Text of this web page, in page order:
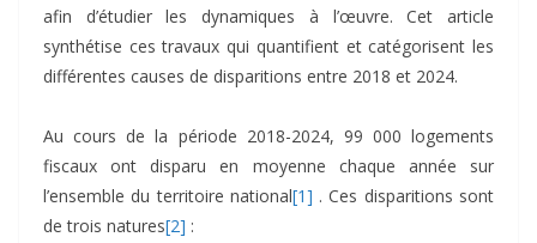
afin d’étudier les dynamiques à l’œuvre. Cet article
synthétise ces travaux qui quantifient et catégorisent les
différentes causes de disparitions entre 2018 et 2024.
Au cours de la période 2018-2024, 99 000 logements
fiscaux ont disparu en moyenne chaque année sur
l’ensemble du territoire national[1] . Ces disparitions sont
de trois natures[2] :